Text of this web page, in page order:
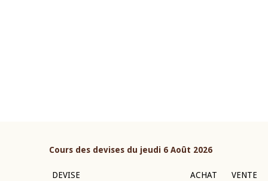
Cours des devises du jeudi 6 Août 2026
DEVISE ACHAT VENTE